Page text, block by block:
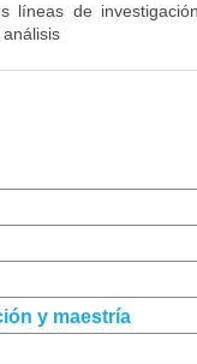
líneas de
y maestría